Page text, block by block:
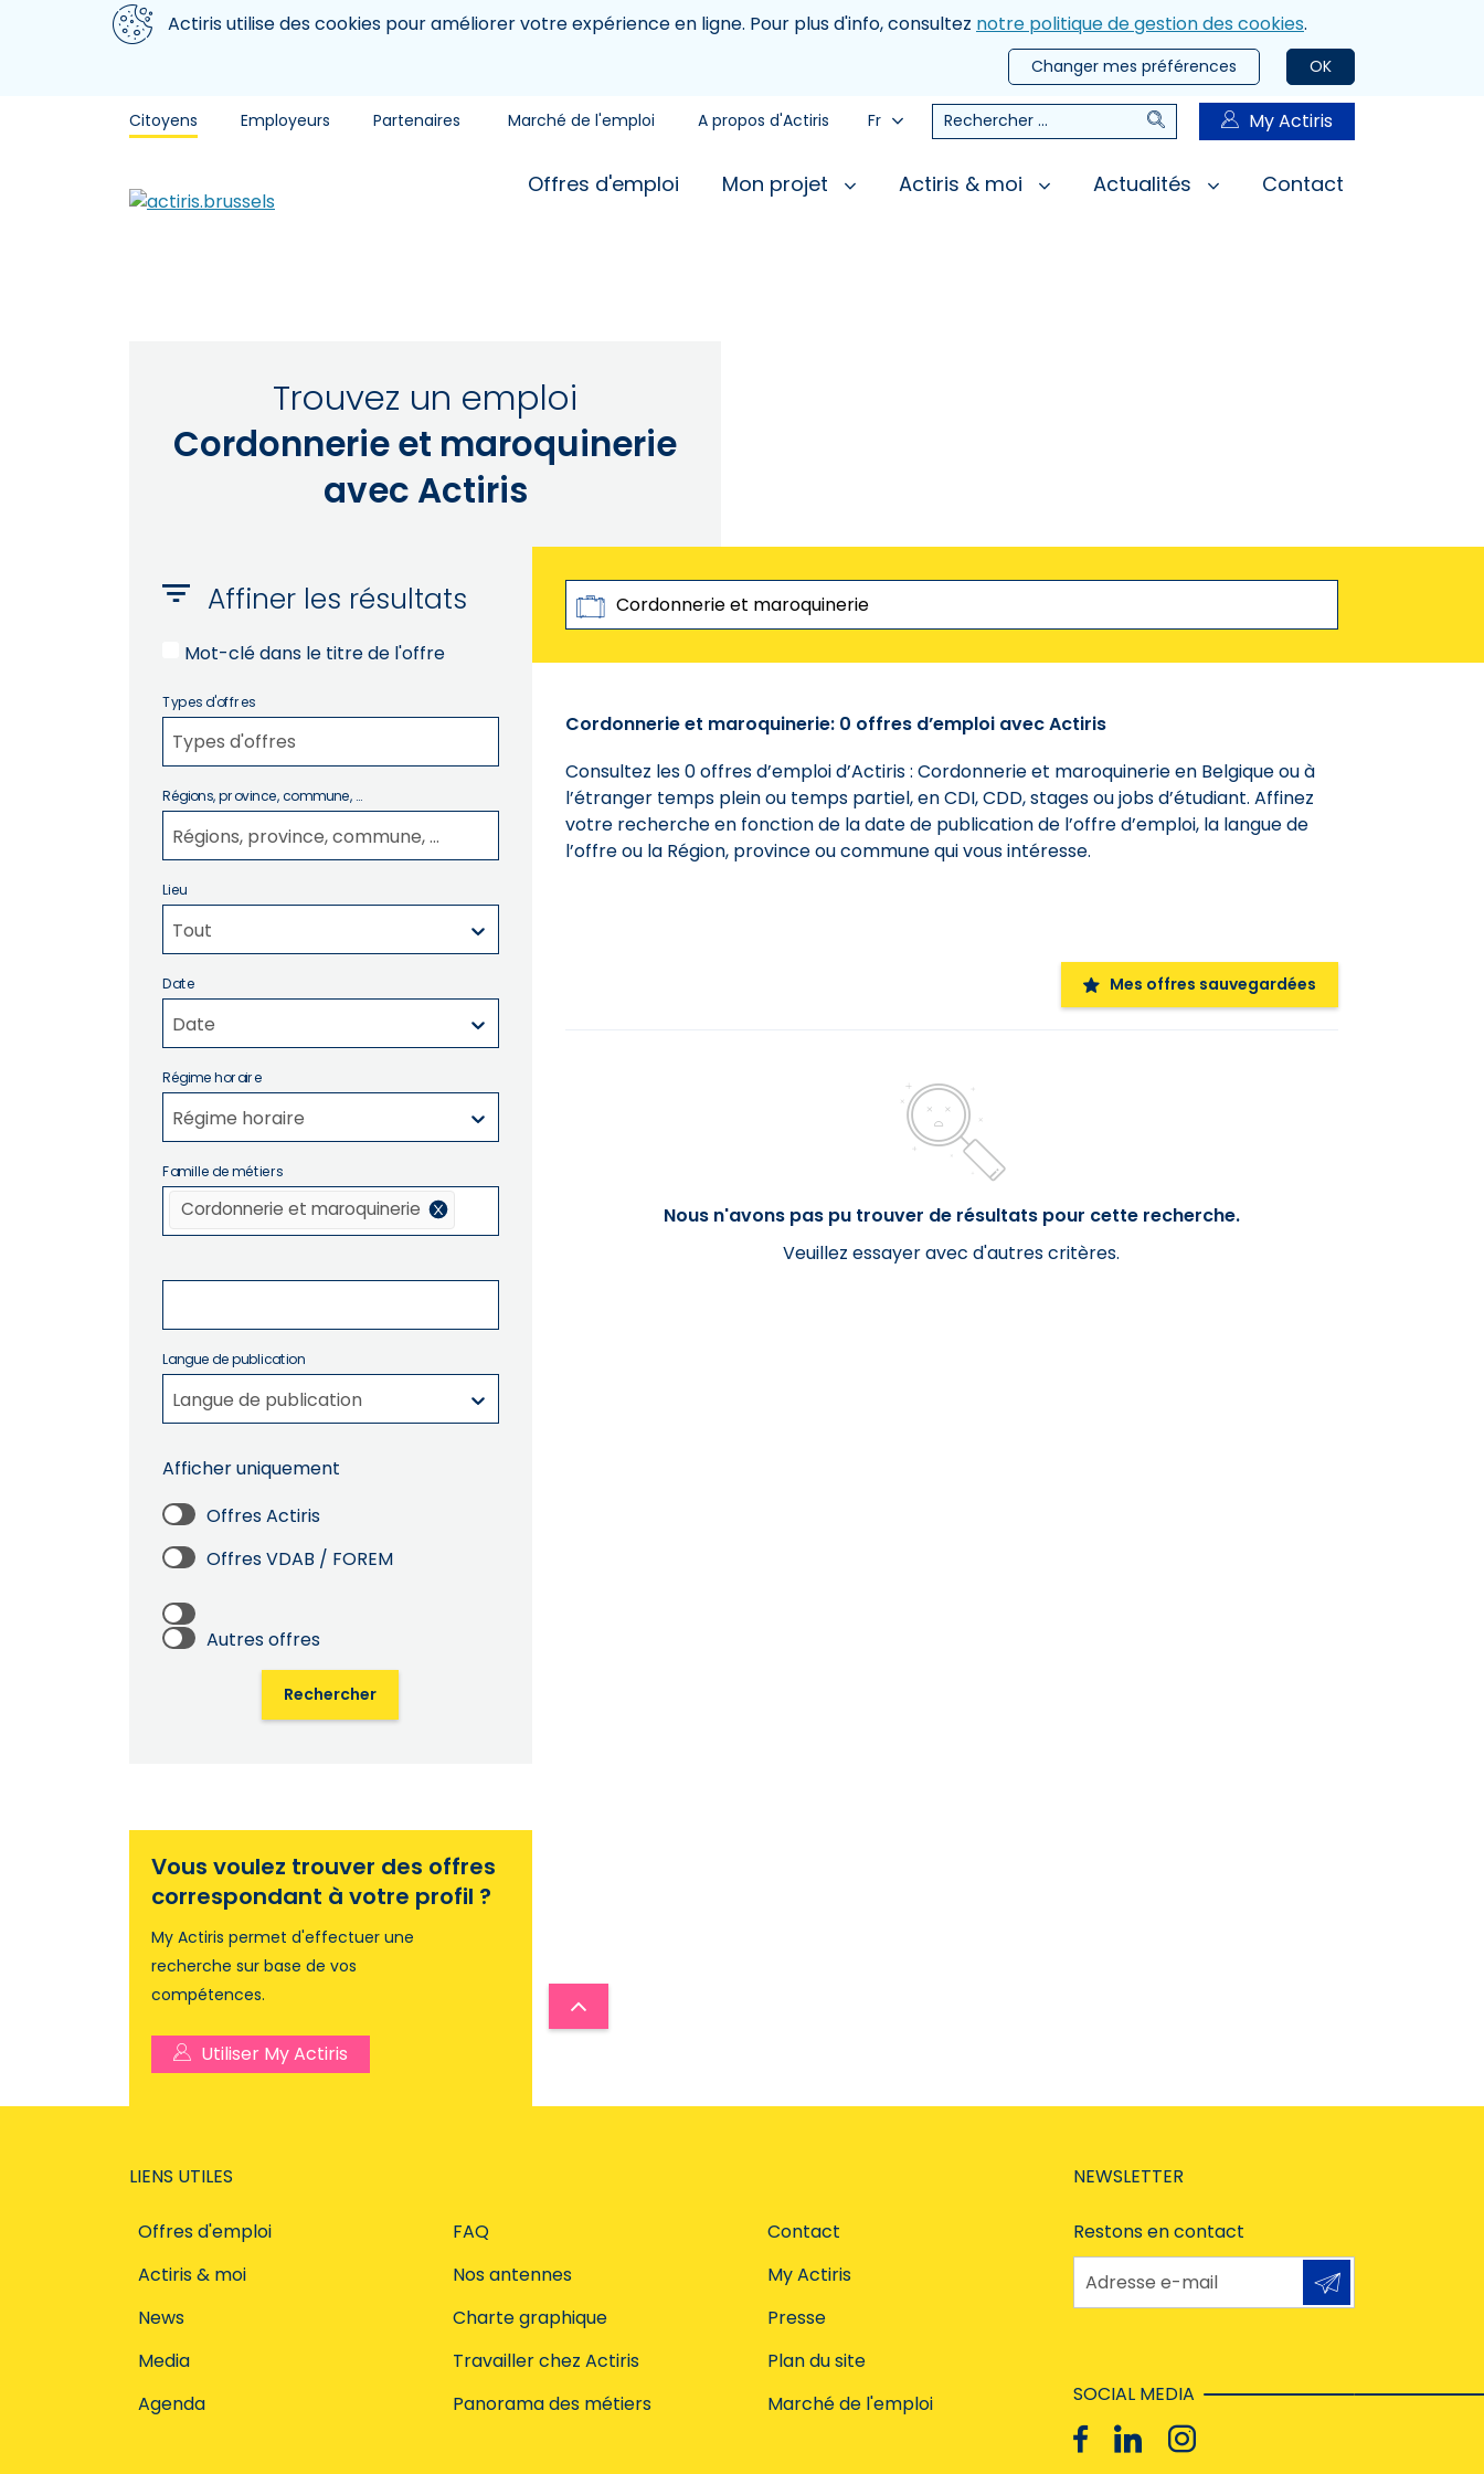
Aller au contenu principal
Nous utilisons des cookiesActiris utilise des cookies pour améliorer votre expérience en ligne. Pour plus d'info, consultez notre politique de gestion des cookies.
OK
Changer mes préférences
Citoyens Employeurs Partenaires Marché de l'emploi A propos d'Actiris Fr Rechercher RechercherMy Actiris
Offres d'emploi Mon projet Actiris & moi Actualités Contact
Trouvez un emploi
Cordonnerie et maroquinerie
avec Actiris
Affiner les résultats
Mot-clé dans le titre de l'offre
Types d'offres
Types d'offres
Régions, province, commune, ...
Régions, province, commune, ...
Lieu
Tout
Date
Date
Régime horaire
Régime horaire
Famille de métiers
Cordonnerie et maroquinerie
Langue de publication
Langue de publication
Afficher uniquement
Offres Actiris
Offres VDAB / FOREM
Autres offres
Rechercher
Vous voulez trouver des offres
correspondant à votre profil ?
My Actiris permet d'effectuer une
recherche sur base de vos
compétences.
Utiliser My Actiris
Rechercher par Métiers, Mots-clés, Références
Cordonnerie et maroquinerie: 0 offres d’emploi avec Actiris
Consultez les 0 offres d’emploi d’Actiris : Cordonnerie et maroquinerie en Belgique ou à
l’étranger temps plein ou temps partiel, en CDI, CDD, stages ou jobs d’étudiant. Affinez
votre recherche en fonction de la date de publication de l’offre d’emploi, la langue de
l’offre ou la Région, province ou commune qui vous intéresse.
Mes offres sauvegardées
Nous n'avons pas pu trouver de résultats pour cette recherche.
Veuillez essayer avec d'autres critères.
LIENS UTILES
Offres d'emploi
Actiris & moi
News
Media
Agenda
FAQ
Nos antennes
Charte graphique
Travailler chez Actiris
Panorama des métiers
Contact
My Actiris
Presse
Plan du site
Marché de l'emploi
NEWSLETTER
Restons en contact
Adresse e-mail
SOCIAL MEDIA